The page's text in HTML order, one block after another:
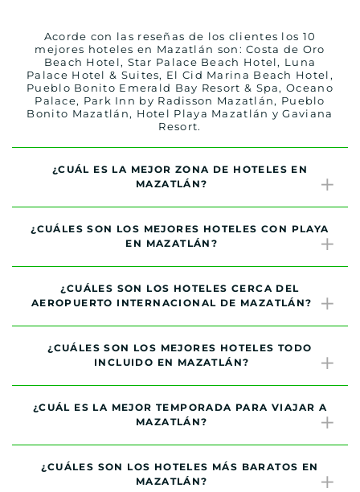
Acorde con las reseñas de los clientes los 10
mejores hoteles en Mazatlán son: Costa de Oro
Beach Hotel, Star Palace Beach Hotel, Luna
Palace Hotel & Suites, El Cid Marina Beach Hotel,
Pueblo Bonito Emerald Bay Resort & Spa, Oceano
Palace, Park Inn by Radisson Mazatlán, Pueblo
Bonito Mazatlán, Hotel Playa Mazatlán y Gaviana
Resort.
¿CUÁL ES LA MEJOR ZONA DE HOTELES EN
MAZATLÁN?
¿CUÁLES SON LOS MEJORES HOTELES CON PLAYA
EN MAZATLÁN?
¿CUÁLES SON LOS HOTELES CERCA DEL
AEROPUERTO INTERNACIONAL DE MAZATLÁN?
¿CUÁLES SON LOS MEJORES HOTELES TODO
INCLUIDO EN MAZATLÁN?
¿CUÁL ES LA MEJOR TEMPORADA PARA VIAJAR A
MAZATLÁN?
¿CUÁLES SON LOS HOTELES MÁS BARATOS EN
MAZATLÁN?